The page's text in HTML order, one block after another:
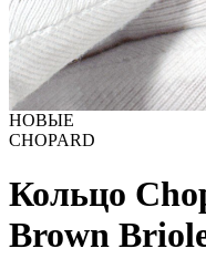
НОВЫЕ
CHOPARD
Кольцо
Brown